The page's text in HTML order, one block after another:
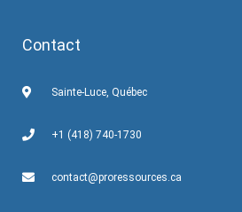
Contact
Sainte-Luce, Québec
+1 (418) 740-1730
contact@proressources.ca